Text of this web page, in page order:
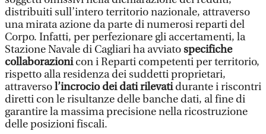
distribuiti sull’intero territorio nazionale, attraverso
una mirata azione da parte di numerosi reparti del
Corpo. Infatti, per perfezionare gli accertamenti, la
Stazione Navale di Cagliari ha avviatospecifiche
collaborazionicon i Reparti competenti per territorio,
rispetto alla residenza dei suddetti proprietari,
attraversol’incrocio dei dati rilevatidurante i riscontri
diretti con le risultanze delle banche dati, al fine di
garantire la massima precisione nella ricostruzione
delle posizioni fiscali.